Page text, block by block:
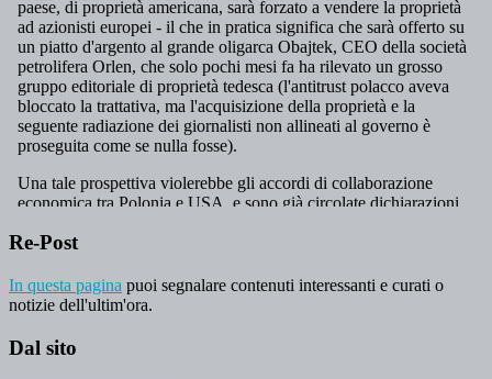
Re-Post
In questa pagina puoi segnalare contenuti interessanti e curati o
notizie dell'ultim'ora.
Dal sito